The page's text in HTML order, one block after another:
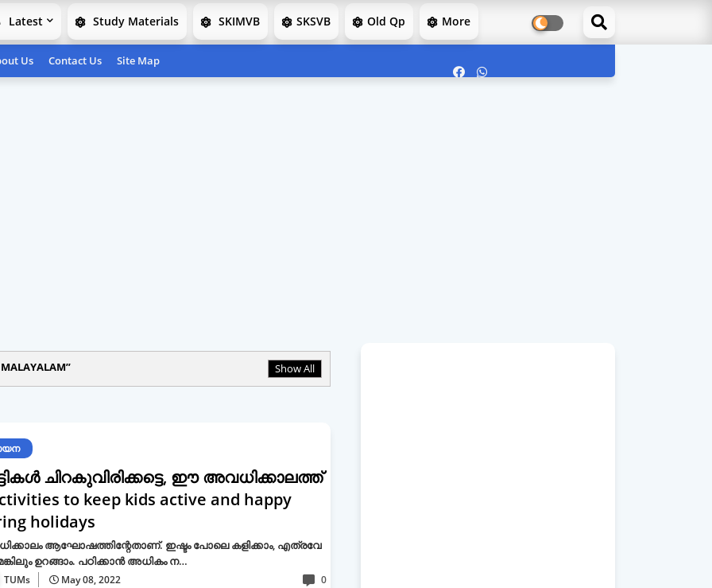
Latest Study Materials SKIMVB SKSVB Old Qp More
Us Contact Us Site Map
Show All
ചിറകുവിരിക്കട്ടെ, ഈ അവധിക്കാലത്ത്
to keep kids active and happy
holidays
ആ​ഘോ​ഷ​ത്തി​ന്റേ​താ​ണ്. ഇ​ഷ്ടം പോ​ലെ ക​ളി​ക്കാം, എ​ത്ര​വേ​
ഉ​റ​ങ്ങാം. പ​ഠി​ക്കാ​ൻ അ​ധി​കം ന…
TUMs May 08, 2022 0